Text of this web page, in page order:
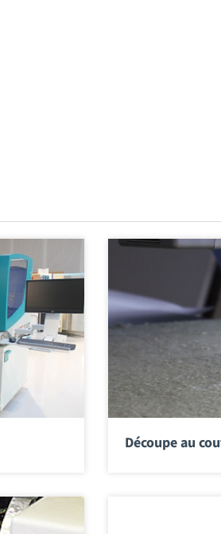
Découpe au